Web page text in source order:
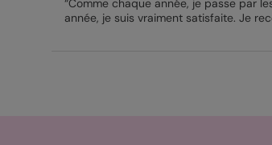
“Comme chaque année, je passe par
année, je suis vraiment satisfaite. Je